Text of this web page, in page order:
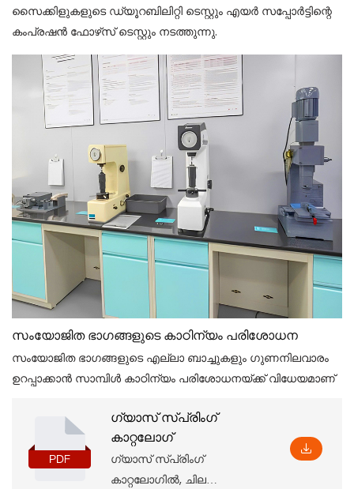
സൈക്കിളുകളുടെ ഡ്യൂറബിലിറ്റി ടെസ്റ്റും എയർ സപ്പോർട്ടിന്റെ
കംപ്രഷൻ ഫോഴ്‌സ് ടെസ്റ്റും നടത്തുന്നു.
സംയോജിത ഭാഗങ്ങളുടെ കാഠിന്യം പരിശോധന
സംയോജിത ഭാഗങ്ങളുടെ എല്ലാ ബാച്ചുകളും ഗുണനിലവാരം
ഉറപ്പാക്കാൻ സാമ്പിൾ കാഠിന്യം പരിശോധനയ്ക്ക് വിധേയമാണ്
ഗ്യാസ് സ്പ്രിംഗ്
കാറ്റലോഗ്
ഗ്യാസ് സ്പ്രിംഗ്
കാറ്റലോഗിൽ, ചില